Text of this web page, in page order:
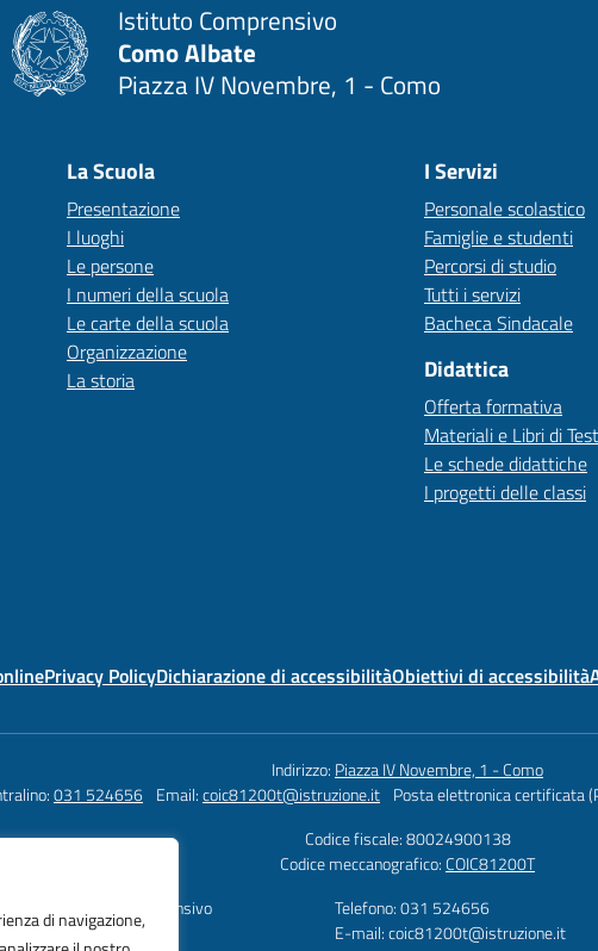
di navigazione,
Istituto Comprensivo
Como Albate
Piazza IV Novembre, 1 - Como
La Scuola
Presentazione
I luoghi
Le persone
I numeri della scuola
Le carte della scuola
Organizzazione
La storia
I Servizi
Personale scolastico
Famiglie e studenti
Percorsi di studio
Tutti i servizi
Bacheca Sindacale
Didattica
Offerta formativa
Materiali e Libri di
Le schede didattiche
I progetti delle classi
Privacy PolicyDichiarazione di accessibilitàObiettivi di accessibilità
Indirizzo: Piazza IV Novembre, 1 - Como
031 524656 Email:coic81200t@istruzione.it Posta elettronica certificata
Codice fiscale: 80024900138
Codice meccanografico:COIC81200T
Istituto Comprensivo
Como Albate
Telefono: 031 524656
E-mail: coic81200t@istruzione.it